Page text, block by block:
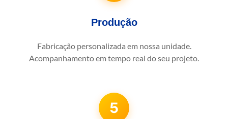
Produção
Fabricação personalizada em nossa unidade.
Acompanhamento em tempo real do seu projeto.
5